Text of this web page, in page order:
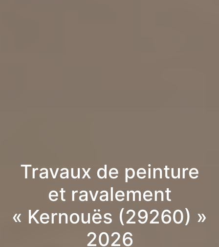
Travaux de peinture
et ravalement
« Kernouës (29260) »
2026